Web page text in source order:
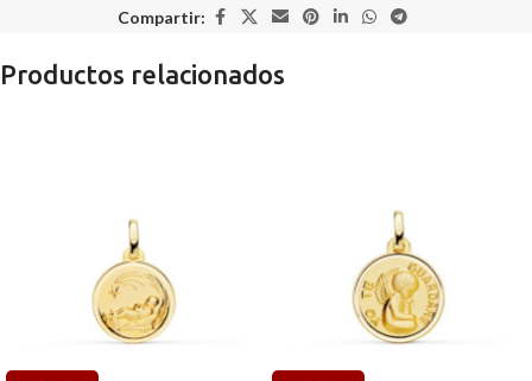
Compartir:
Productos relacionados